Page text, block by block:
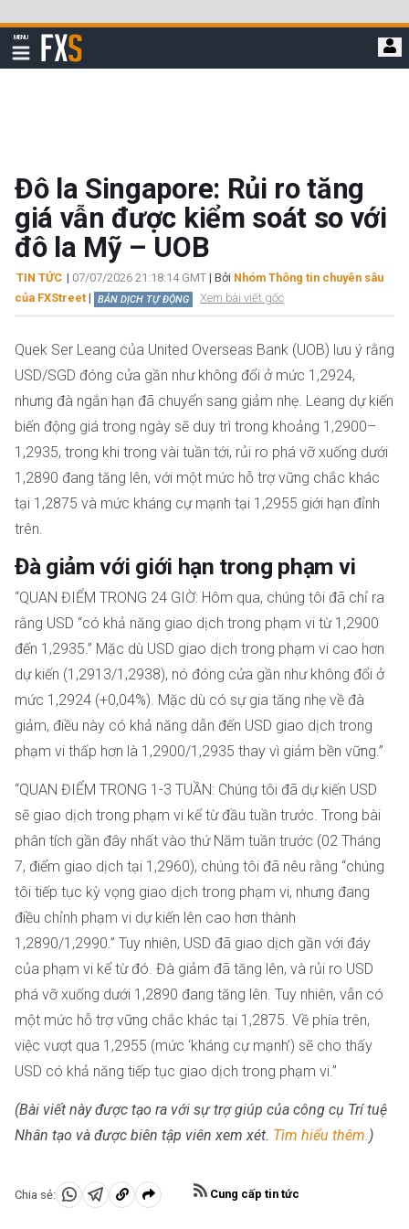
qua
đi
MENU
Hiển
thị
FXStreet
Đô la Singapore: Rủi ro tăng
giá vẫn được kiểm soát so với
đô la Mỹ – UOB
TIN TỨC | 07/07/2026 21:18:14 GMT | Bởi Nhóm Thông tin chuyên sâu
của FXStreet | BẢN DỊCH TỰ ĐỘNG Xem bài viết gốc
Quek Ser Leang của United Overseas Bank (UOB) lưu ý rằng
USD/SGD đóng cửa gần như không đổi ở mức 1,2924,
nhưng đà ngắn hạn đã chuyển sang giảm nhẹ. Leang dự kiến
biến động giá trong ngày sẽ duy trì trong khoảng 1,2900–
1,2935, trong khi trong vài tuần tới, rủi ro phá vỡ xuống dưới
1,2890 đang tăng lên, với một mức hỗ trợ vững chắc khác
tại 1,2875 và mức kháng cự mạnh tại 1,2955 giới hạn đỉnh
trên.
Đà giảm với giới hạn trong phạm vi
“QUAN ĐIỂM TRONG 24 GIỜ: Hôm qua, chúng tôi đã chỉ ra
rằng USD “có khả năng giao dịch trong phạm vi từ 1,2900
đến 1,2935.” Mặc dù USD giao dịch trong phạm vi cao hơn
dự kiến (1,2913/1,2938), nó đóng cửa gần như không đổi ở
mức 1,2924 (+0,04%). Mặc dù có sự gia tăng nhẹ về đà
giảm, điều này có khả năng dẫn đến USD giao dịch trong
phạm vi thấp hơn là 1,2900/1,2935 thay vì giảm bền vững.”
“QUAN ĐIỂM TRONG 1-3 TUẦN: Chúng tôi đã dự kiến USD
sẽ giao dịch trong phạm vi kể từ đầu tuần trước. Trong bài
phân tích gần đây nhất vào thứ Năm tuần trước (02 Tháng
7, điểm giao dịch tại 1,2960), chúng tôi đã nêu rằng “chúng
tôi tiếp tục kỳ vọng giao dịch trong phạm vi, nhưng đang
điều chỉnh phạm vi dự kiến lên cao hơn thành
1,2890/1,2990.” Tuy nhiên, USD đã giao dịch gần với đáy
của phạm vi kể từ đó. Đà giảm đã tăng lên, và rủi ro USD
phá vỡ xuống dưới 1,2890 đang tăng lên. Tuy nhiên, vẫn có
một mức hỗ trợ vững chắc khác tại 1,2875. Về phía trên,
việc vượt qua 1,2955 (mức ‘kháng cự mạnh’) sẽ cho thấy
USD có khả năng tiếp tục giao dịch trong phạm vi.”
(Bài viết này được tạo ra với sự trợ giúp của công cụ Trí tuệ
Nhân tạo và được biên tập viên xem xét. Tìm hiểu thêm.)
Chia sẻ:
Chia Chia Sao
Cung cấp tin tức